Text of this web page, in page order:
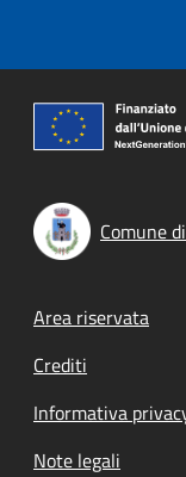
Comune
Footer
Area riservata
Crediti
Informativa
Note legali